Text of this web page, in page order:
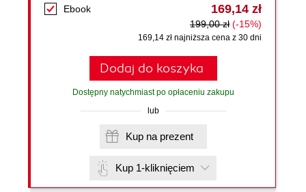
Ebook 169,14 zł
199,00 zł (-15%)
169,14 zł najniższa cena z 30 dni
Dodaj do koszyka
Dostępny natychmiast po opłaceniu zakupu
lub
Kup na prezent
Kup 1-kliknięciem